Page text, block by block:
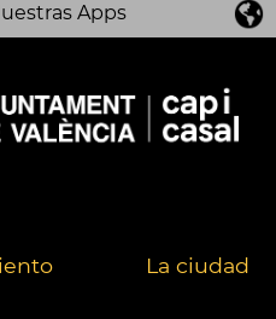
Apps
La ciudad